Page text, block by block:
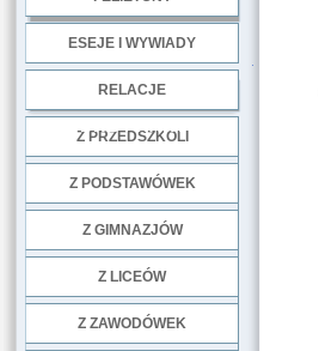
ESEJE I WYWIADY
RELACJE
Z PRZEDSZKOLI
Z PODSTAWÓWEK
Z GIMNAZJÓW
Z LICEÓW
Z ZAWODÓWEK